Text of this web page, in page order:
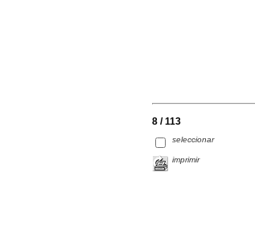
8 / 113
seleccionar
imprimir